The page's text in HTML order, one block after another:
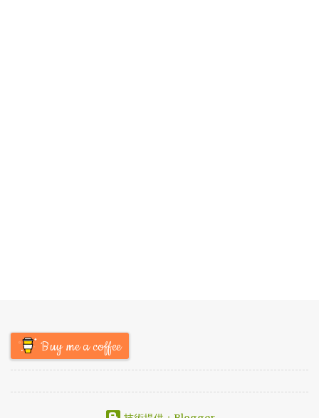
Buy me a coffee